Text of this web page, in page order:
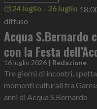
24 luglio - 26 luglio
diffuso
Acqua S.Bernardo
con la Festa
16 luglio 2026 | Redazione
Tre giorni di incontri,
momenti culturali tra
anni di Acqua S.Bernardo